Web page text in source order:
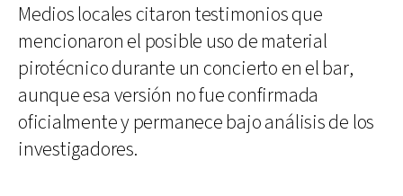
Medios locales citaron testimonios que
mencionaron el posible uso de material
pirotécnico durante un concierto en el bar,
aunque esa versión no fue confirmada
oficialmente y permanece bajo análisis de los
investigadores.